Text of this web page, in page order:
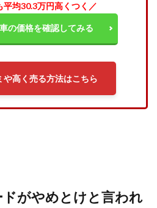
平均30.3万円高くつく／
の価格を確認してみる
高く売る方法はこちら
がやめとけと言われ